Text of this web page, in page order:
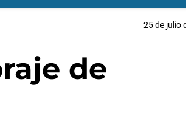
25 de julio
de